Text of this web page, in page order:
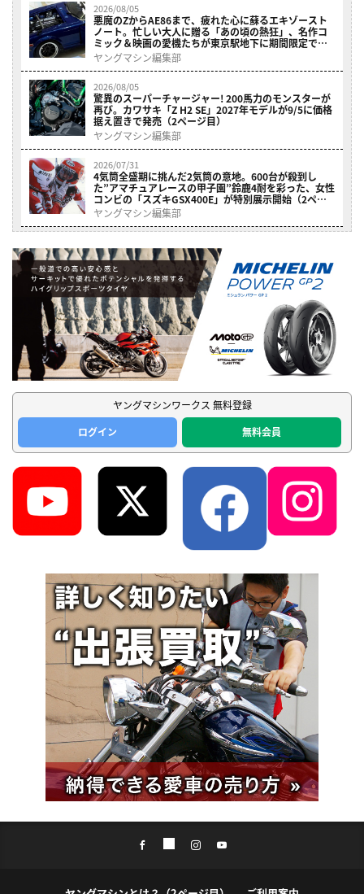
2026/08/05
悪魔のZからAE86まで、疲れた心に蘇るエキゾースト
ノート。忙しい大人に贈る「あの頃の熱狂」、名作コ
ミック＆映画の愛機たちが東京駅地下に期間限定で集
結！（2ページ目）
ヤングマシン編集部
2026/08/05
驚異のスーパーチャージャー! 200馬力のモンスターが
再び。カワサキ「Z H2 SE」2027年モデルが9/5に価格
据え置きで発売（2ページ目）
ヤングマシン編集部
2026/07/31
4気筒全盛期に挑んだ2気筒の意地。600台が殺到し
た”アマチュアレースの甲子園”鈴鹿4耐を彩った、女性
コンビの「スズキGSX400E」が特別展示開始（2ペー
ジ目）
ヤングマシン編集部
ヤングマシンワークス 無料登録
ログイン
無料会員